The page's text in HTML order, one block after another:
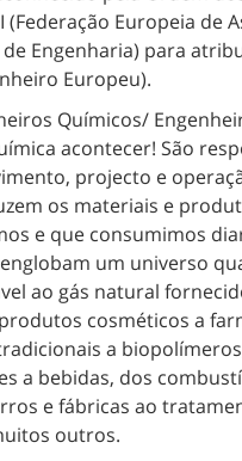
(Federação Europeia de
Engenharia) para
Europeu).
Químicos/
acontecer! São
projecto e
os materiais e
e que consumimos
um universo
ao gás natural
cosméticos a
a
a bebidas, dos
e fábricas ao
outros.